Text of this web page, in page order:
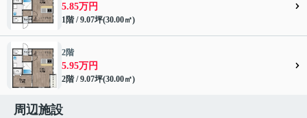
5.85万円
1階 / 9.07坪(30.00㎡)
2階
5.95万円
2階 / 9.07坪(30.00㎡)
周辺施設